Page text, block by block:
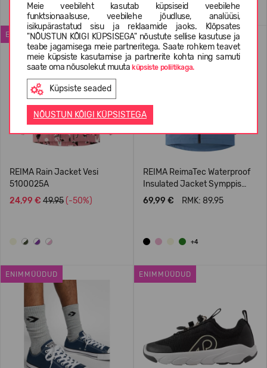
Meie veebileht kasutab küpsiseid veebilehe
funktsionaalsuse, veebilehe jõudluse, analüüsi,
isikupärastatud sisu ja reklaamide jaoks. Klõpsates
"NÕUSTUN KÕIGI KÜPSISEGA" nõustute sellise kasutuse ja
teabe jagamisega meie partneritega. Saate rohkem teavet
meie küpsiste kasutamise ja partnerite kohta ning samuti
saate oma nõusolekut muutaküpsiste poliitikaga.
Küpsiste seaded
NÕUSTUN KÕIGI KÜPSISTEGA
ENIMMÜÜDUD
REIMA Rain Jacket Vesi
5100025A
24,99 € 49.95 (-50%)
WATERPROOF
REIMA ReimaTec Waterproof
Insulated Jacket Symppis
5100045B
69,99 € RMK: 89.95
+4
ENIMMÜÜDUD ENIMMÜÜDUD